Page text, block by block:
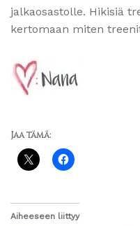
jalkaosastolle. Hikisiä
kertomaan miten
Jaa tämä:
Aiheeseen liittyy